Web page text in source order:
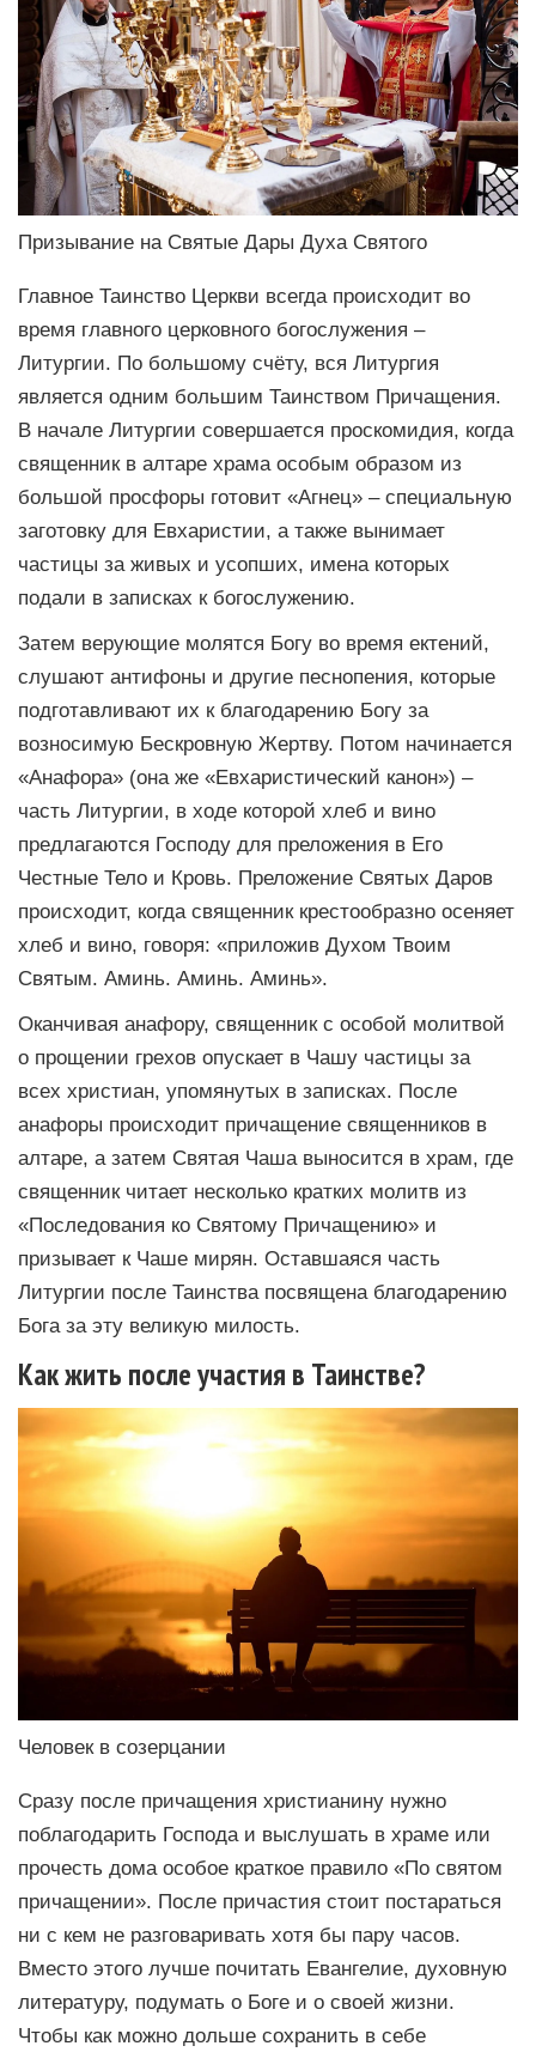
Призывание на Святые Дары Духа Святого
Главное Таинство Церкви всегда происходит во
время главного церковного богослужения –
Литургии. По большому счёту, вся Литургия
является одним большим Таинством Причащения.
В начале Литургии совершается проскомидия, когда
священник в алтаре храма особым образом из
большой просфоры готовит «Агнец» – специальную
заготовку для Евхаристии, а также вынимает
частицы за живых и усопших, имена которых
подали в записках к богослужению.
Затем верующие молятся Богу во время ектений,
слушают антифоны и другие песнопения, которые
подготавливают их к благодарению Богу за
возносимую Бескровную Жертву. Потом начинается
«Анафора» (она же «Евхаристический канон») –
часть Литургии, в ходе которой хлеб и вино
предлагаются Господу для преложения в Его
Честные Тело и Кровь. Преложение Святых Даров
происходит, когда священник крестообразно осеняет
хлеб и вино, говоря: «приложив Духом Твоим
Святым. Аминь. Аминь. Аминь».
Оканчивая анафору, священник с особой молитвой
о прощении грехов опускает в Чашу частицы за
всех христиан, упомянутых в записках. После
анафоры происходит причащение священников в
алтаре, а затем Святая Чаша выносится в храм, где
священник читает несколько кратких молитв из
«Последования ко Святому Причащению» и
призывает к Чаше мирян. Оставшаяся часть
Литургии после Таинства посвящена благодарению
Бога за эту великую милость.
Как жить после участия в Таинстве?
Человек в созерцании
Сразу после причащения христианину нужно
поблагодарить Господа и выслушать в храме или
прочесть дома особое краткое правило «По святом
причащении». После причастия стоит постараться
ни с кем не разговаривать хотя бы пару часов.
Вместо этого лучше почитать Евангелие, духовную
литературу, подумать о Боге и о своей жизни.
Чтобы как можно дольше сохранить в себе